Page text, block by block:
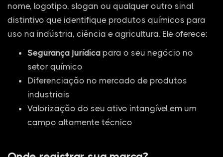
nome, logotipo, slogan ou qualquer outro sinal
distintivo que identifique produtos químicos para
uso na indústria, ciência e agricultura. Ele oferece:
Segurança jurídica para o seu negócio no
setor químico
Diferenciação no mercado de produtos
industriais
Valorização do seu ativo intangível em um
campo altamente técnico